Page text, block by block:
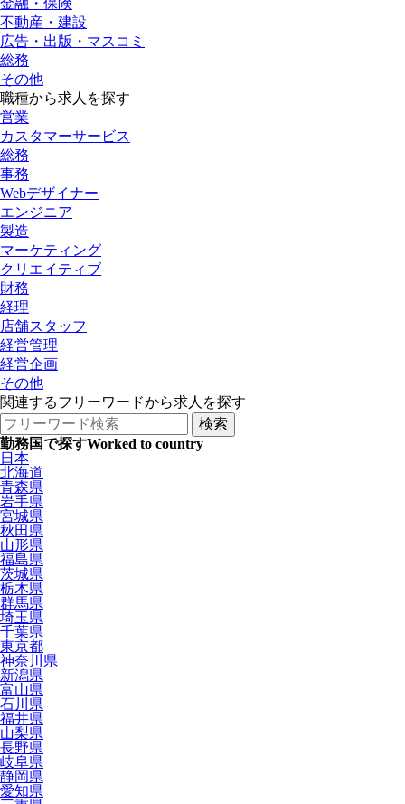
金融・保険
不動産・建設
広告・出版・マスコミ
総務
その他
職種から求人を探す
営業
カスタマーサービス
総務
事務
Webデザイナー
エンジニア
製造
マーケティング
クリエイティブ
財務
経理
店舗スタッフ
経営管理
経営企画
その他
関連するフリーワードから求人を探す
勤務国で探すWorked to country
日本
北海道
青森県
岩手県
宮城県
秋田県
山形県
福島県
茨城県
栃木県
群馬県
埼玉県
千葉県
東京都
神奈川県
新潟県
富山県
石川県
福井県
山梨県
長野県
岐阜県
静岡県
愛知県